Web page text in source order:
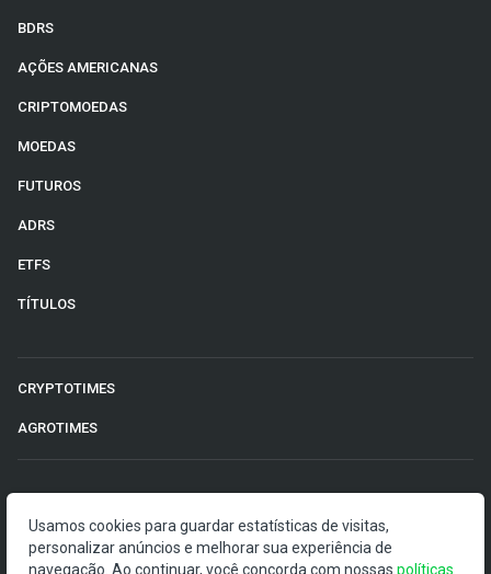
BDRS
AÇÕES AMERICANAS
CRIPTOMOEDAS
MOEDAS
FUTUROS
ADRS
ETFS
TÍTULOS
CRYPTOTIMES
AGROTIMES
O Money Times publica matérias de cunho jornalístico, que
visam a democratização da informação. Nossas
Usamos cookies para guardar estatísticas de visitas,
personalizar anúncios e melhorar sua experiência de
navegação. Ao continuar, você concorda com nossas políticas